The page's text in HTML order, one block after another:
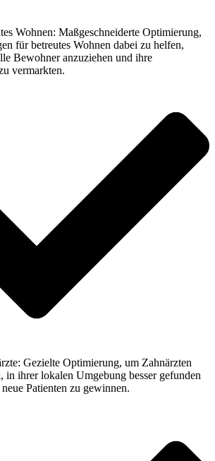
Wohnen: Maßgeschneiderte Optimierung,
für betreutes Wohnen dabei zu helfen,
Bewohner anzuziehen und ihre
vermarkten.
Gezielte Optimierung, um Zahnärzten
in ihrer lokalen Umgebung besser gefunden
Patienten zu gewinnen.